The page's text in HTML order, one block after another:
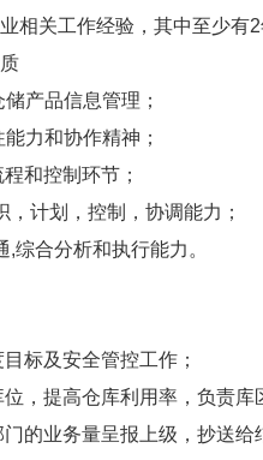
相关工作经验，其中至少有
产品信息管理；
力和协作精神；
和控制环节；
，计划，控制，协调能力；
综合分析和执行能力。
标及安全管控工作；
，提高仓库利用率，负责库
的业务量呈报上级，抄送给